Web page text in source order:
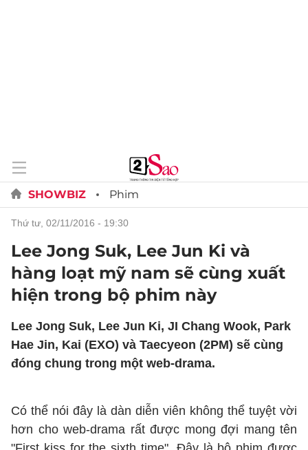
SHOWBIZ Phim
thứ tư, 02/11/2016 - 19:30
Lee Jong Suk, Lee Jun Ki và
hàng loạt mỹ nam sẽ cùng xuất
hiện trong bộ phim này
Lee Jong Suk, Lee Jun Ki, JI Chang Wook, Park
Hae Jin, Kai (EXO) và Taecyeon (2PM) sẽ cùng
đóng chung trong một web-drama.
Có thể nói đây là dàn diễn viên không thể tuyệt vời
hơn cho web-drama rất được mong đợi mang tên